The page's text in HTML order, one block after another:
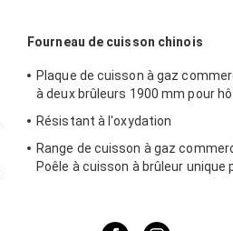
Fourneau de cuisson chinois
Plaque de cuisson à gaz
à deux brûleurs 1900 mm pour
Résistant à l'oxydation
Range de cuisson à gaz
Poêle à cuisson à brûleur unique